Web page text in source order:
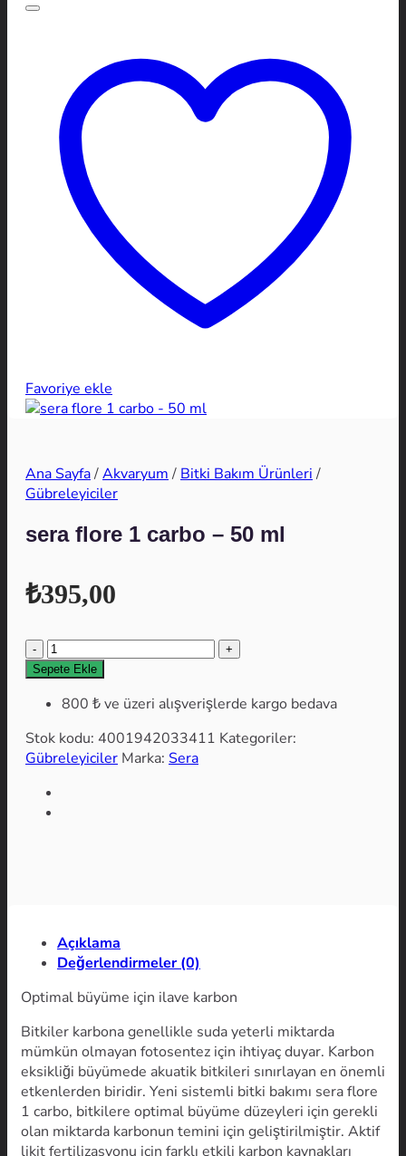
Favoriye ekle
Ana Sayfa/Akvaryum / Bitki Bakım Ürünleri /
Gübreleyiciler
sera flore 1 carbo – 50 ml
₺395,00
sera
flore
carbo
-
50
ml
adet
Sepete Ekle
800 ₺ ve üzeri alışverişlerde kargo bedava
Stok kodu: 4001942033411 Kategoriler:
Gübreleyiciler Marka: Sera
Açıklama
Değerlendirmeler (0)
Optimal büyüme için ilave karbon
Bitkiler karbona genellikle suda yeterli miktarda
mümkün olmayan fotosentez için ihtiyaç duyar. Karbon
eksikliği büyümede akuatik bitkileri sınırlayan en önemli
etkenlerden biridir. Yeni sistemli bitki bakımı sera flore
1 carbo, bitkilere optimal büyüme düzeyleri için gerekli
olan miktarda karbonun temini için geliştirilmiştir. Aktif
likit fertilizasyonu için farklı etkili karbon kaynakları